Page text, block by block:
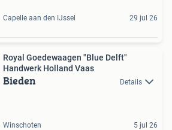
Capelle aan den IJssel 29 jul 26
Royal Goedewaagen "Blue Delft"
Handwerk Holland Vaas
Bieden Details
Winschoten 5 jul 26